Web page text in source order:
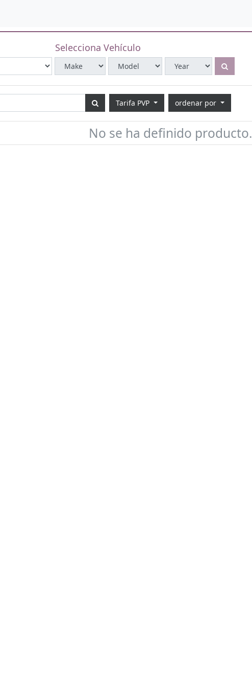
Selecciona Vehículo
Tarifa PVP ordenar por
No se ha definido producto.